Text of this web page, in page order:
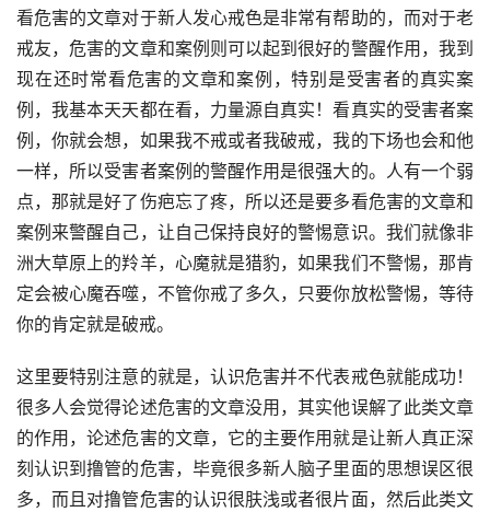
看危害的文章对于新人发心戒色是非常有帮助的，而对于老
戒友，危害的文章和案例则可以起到很好的警醒作用，我到
现在还时常看危害的文章和案例，特别是受害者的真实案
例，我基本天天都在看，力量源自真实！看真实的受害者案
例，你就会想，如果我不戒或者我破戒，我的下场也会和他
一样，所以受害者案例的警醒作用是很强大的。人有一个弱
点，那就是好了伤疤忘了疼，所以还是要多看危害的文章和
案例来警醒自己，让自己保持良好的警惕意识。我们就像非
洲大草原上的羚羊，心魔就是猎豹，如果我们不警惕，那肯
定会被心魔吞噬，不管你戒了多久，只要你放松警惕，等待
你的肯定就是破戒。
这里要特别注意的就是，认识危害并不代表戒色就能成功！
很多人会觉得论述危害的文章没用，其实他误解了此类文章
的作用，论述危害的文章，它的主要作用就是让新人真正深
刻认识到撸管的危害，毕竟很多新人脑子里面的思想误区很
多，而且对撸管危害的认识很肤浅或者很片面，然后此类文